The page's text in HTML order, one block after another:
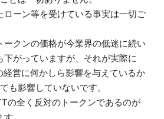
ローン等を受けている事実は一切ご
ークンの価格が今業界の低迷に続い
下がっていますが、それが実際に
営に何かしら影響を与えているか
も影響していないです。
の全く反対のトークンであるのが